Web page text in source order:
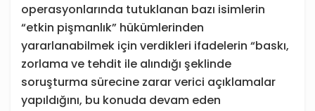
operasyonlarında tutuklanan bazı isimlerin
“etkin pişmanlık” hükümlerinden
yararlanabilmek için verdikleri ifadelerin “baskı,
zorlama ve tehdit ile alındığı şeklinde
soruşturma sürecine zarar verici açıklamalar
yapıldığını, bu konuda devam eden